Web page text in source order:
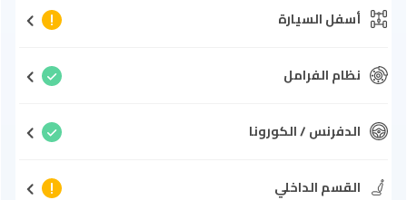
أسفل السيارة
نظام الفرامل
الدفرنس / الكورونا
القسم الداخلي